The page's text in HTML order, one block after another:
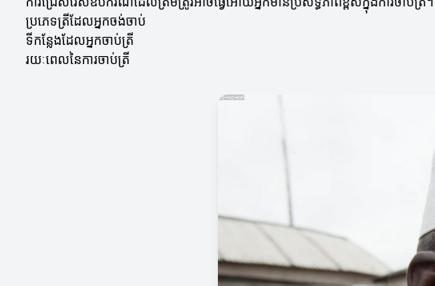
ប្រភេទត្រីដែលអ្នកចង់ចាប់
ទីកន្លែងដែលអ្នកចាប់ត្រី
រយៈពេលនៃការចាប់ត្រី